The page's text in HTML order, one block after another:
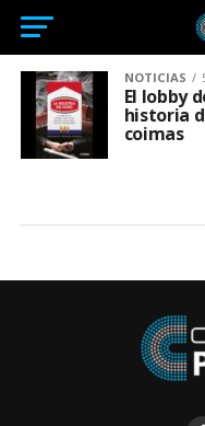
NOTICIAS
El lobby
historia
coimas